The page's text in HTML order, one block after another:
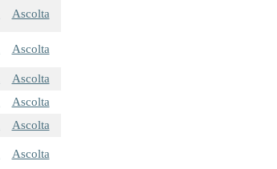
Ascolta
Ascolta
Ascolta
Ascolta
Ascolta
Ascolta